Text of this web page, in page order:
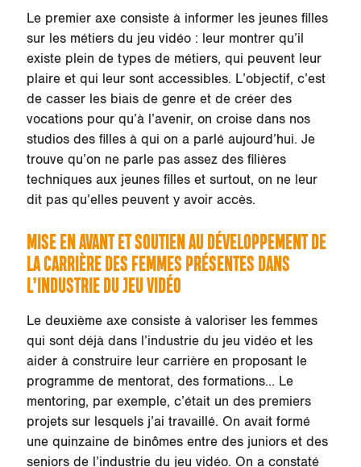
Le premier axe consiste à informer les jeunes filles
sur les métiers du jeu vidéo : leur montrer qu’il
existe plein de types de métiers, qui peuvent leur
plaire et qui leur sont accessibles. L’objectif, c’est
de casser les biais de genre et de créer des
vocations pour qu’à l’avenir, on croise dans nos
studios des filles à qui on a parlé aujourd’hui. Je
trouve qu’on ne parle pas assez des filières
techniques aux jeunes filles et surtout, on ne leur
dit pas qu’elles peuvent y avoir accès.
MISE EN AVANT ET SOUTIEN AU DÉVELOPPEMENT DE
LA CARRIÈRE DES FEMMES PRÉSENTES DANS
L’INDUSTRIE DU JEU VIDÉO
Le deuxième axe consiste à valoriser les femmes
qui sont déjà dans l’industrie du jeu vidéo et les
aider à construire leur carrière en proposant le
programme de mentorat, des formations… Le
mentoring, par exemple, c’était un des premiers
projets sur lesquels j’ai travaillé. On avait formé
une quinzaine de binômes entre des juniors et des
seniors de l’industrie du jeu vidéo. On a constaté